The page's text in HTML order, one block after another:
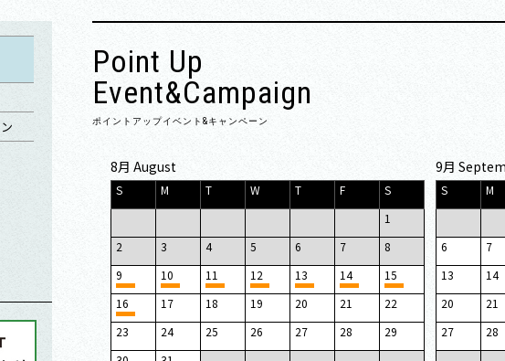
Point Up
Event&Campaign
ポイントアップイベント&キャンペーン
8月 August
S M T W T F
S
1
2
3 4 5 6 7
8
9
10 11 12 13 14
15
16
17 18 19 20 21
22
23
24 25 26 27 28
29
9月
S M
6
7
13
14
20
21
27
28